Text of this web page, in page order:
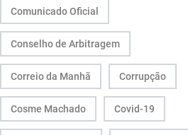
Comunicado Oficial
Conselho de Arbitragem
Correio da Manhã Corrupção
Cosme Machado Covid-19